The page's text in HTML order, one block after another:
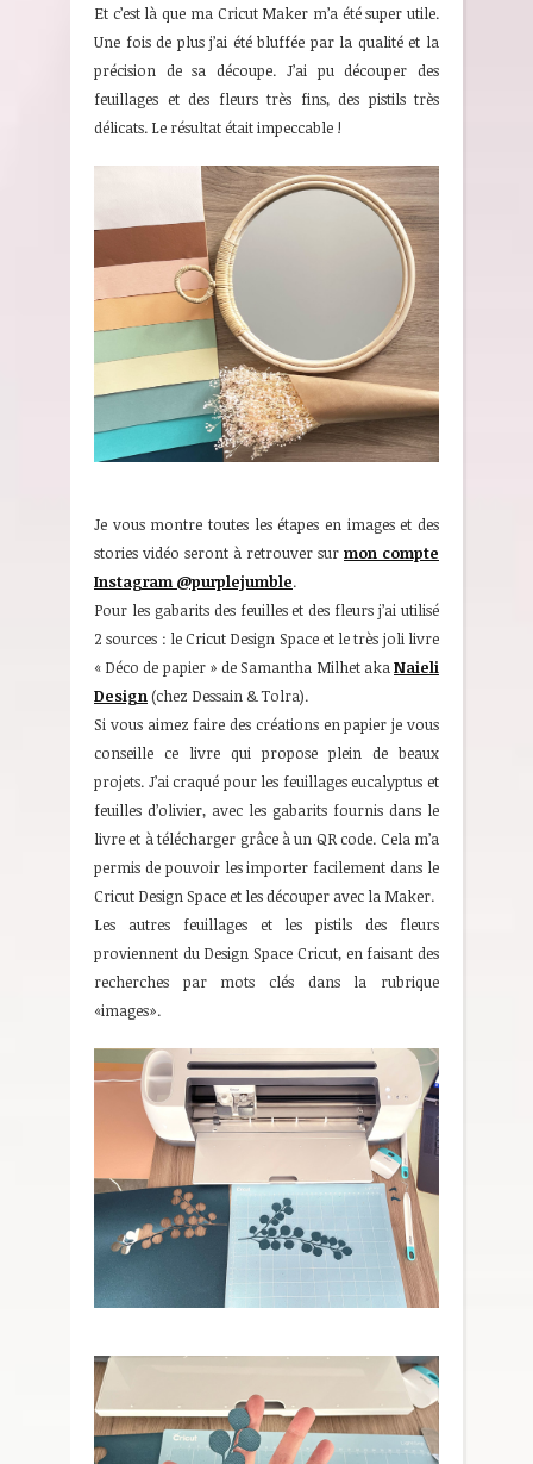
Et c’est là que ma Cricut Maker m’a été super utile.
Une fois de plus j’ai été bluffée par la qualité et la
précision de sa découpe. J’ai pu découper des
feuillages et des fleurs très fins, des pistils très
délicats. Le résultat était impeccable !
Je vous montre toutes les étapes en images et des
stories vidéo seront à retrouver sur mon compte
Instagram @purplejumble.
Pour les gabarits des feuilles et des fleurs j’ai utilisé
2 sources : le Cricut Design Space et le très joli livre
« Déco de papier » de Samantha Milhet akaNaieli
Design(chez Dessain & Tolra).
Si vous aimez faire des créations en papier je vous
conseille ce livre qui propose plein de beaux
projets. J’ai craqué pour les feuillages eucalyptus et
feuilles d’olivier, avec les gabarits fournis dans le
livre et à télécharger grâce à un QR code. Cela m’a
permis de pouvoir les importer facilement dans le
Cricut Design Space et les découper avec la Maker.
Les autres feuillages et les pistils des fleurs
proviennent du Design Space Cricut, en faisant des
recherches par mots clés dans la rubrique
«images».